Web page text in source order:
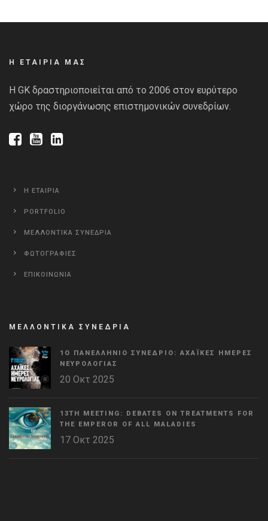
Η ΕΤΑΙΡΙΑ ΜΑΣ
Η GK δραστηριοποιείται από το 2006 στον ευρύτερο
χώρο της διοργάνωσης επιστημονικών συνεδρίων.
Η ΕΤΑΙΡΙΑ
PORTFOLIO
ΜΕΛΛΟΝΤΙΚΑ ΣΥΝΕΔΡΙΑ
ΦΩΤΟΓΡΑΦΙΕΣ
ΕΠΙΚΟΙΝΩΝΙΑ
ΜΕΛΛΟΝΤΙΚΑ ΣΥΝΕΔΡΙΑ
1Ο ΠΑΝΕΛΛΉΝΙΟ ΣΥΝΈΔΡΙΟ: ΑΧΑΪΚΈΣ ΗΜΈΡΕΣ
ΝΕΥΡΟΛΟΓΊΑΣ
20 Οκτ 2025
13TH MEETING: DEBATES ON TREATMENTS FOR
THE EMPEROR OF ALL MALADIES
17 Οκτ 2025